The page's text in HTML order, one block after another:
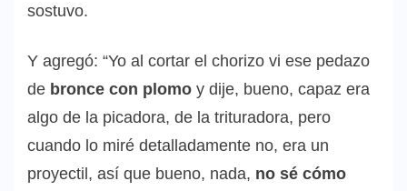
sostuvo.
Y agregó: “Yo al cortar el chorizo vi ese pedazo
de bronce con plomo y dije, bueno, capaz era
algo de la picadora, de la trituradora, pero
cuando lo miré detalladamente no, era un
proyectil, así que bueno, nada, no sé cómo